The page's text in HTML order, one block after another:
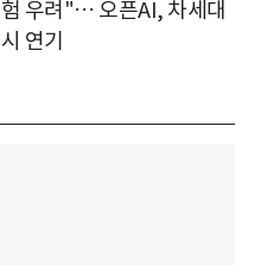
우려"… 오픈AI, 차세대
연기